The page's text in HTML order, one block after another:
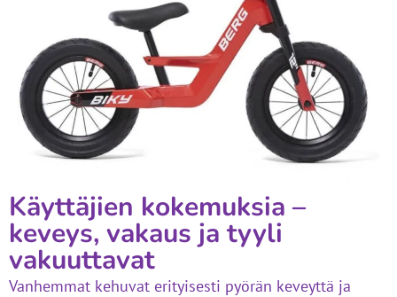
Käyttäjien kokemuksia –
keveys, vakaus ja tyyli
vakuuttavat
Vanhemmat kehuvat erityisesti pyörän keveyttä ja